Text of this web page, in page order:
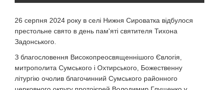
26 серпня 2024 року в селі Нижня Сироватка відбулося
престольне свято в день пам'яті святителя Тихона
Задонського.
З благословення Високопреосвященнішого Євлогія,
митрополита Сумського і Охтирського, Божественну
літургію очолив благочинний Сумського районного